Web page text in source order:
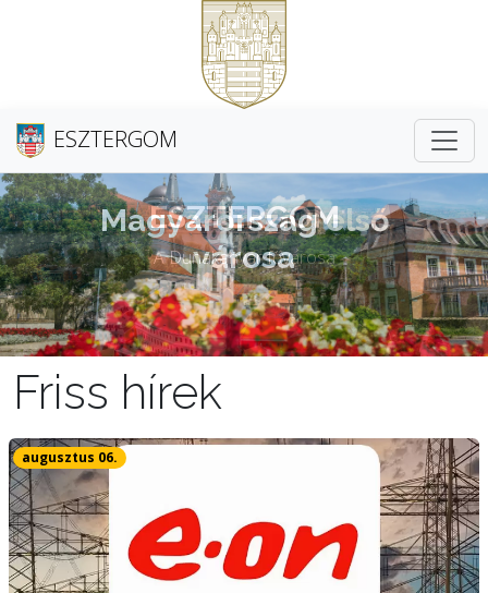
ESZTERGOM
Magyarország első
városa
Friss hírek
augusztus 06.